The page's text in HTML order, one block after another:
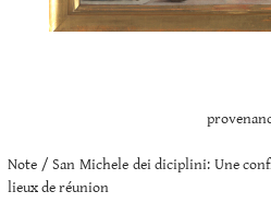
Note / San Michele dei diciplini: Une
lieux de réunion